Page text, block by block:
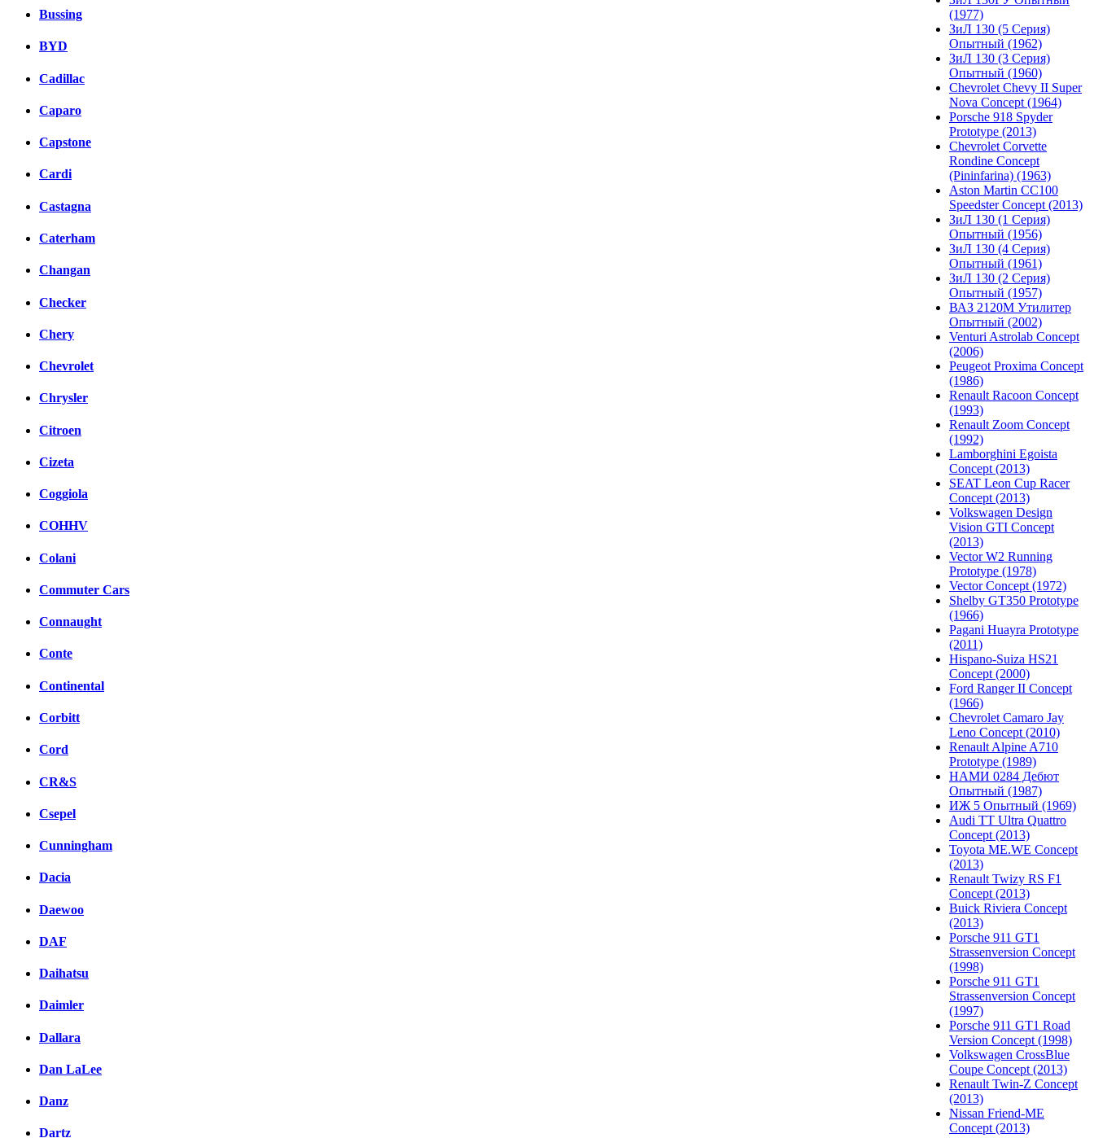
Bussing
BYD
Cadillac
Caparo
Capstone
Cardi
Castagna
Caterham
Changan
Checker
Chery
Chevrolet
Chrysler
Citroen
Cizeta
Coggiola
COHHV
Colani
Commuter Cars
Connaught
Conte
Continental
Corbitt
Cord
CR&S
Csepel
Cunningham
Dacia
Daewoo
DAF
Daihatsu
Daimler
Dallara
Dan LaLee
Danz
Dartz
(1977)
ЗиЛ 130 (5 Серия)
Опытный (1962)
ЗиЛ 130 (3 Серия)
Опытный (1960)
Chevrolet Chevy II Super
Nova Concept (1964)
Porsche 918 Spyder
Prototype (2013)
Chevrolet Corvette
Rondine Concept
(Pininfarina) (1963)
Aston Martin CC100
Speedster Concept (2013)
ЗиЛ 130 (1 Серия)
Опытный (1956)
ЗиЛ 130 (4 Серия)
Опытный (1961)
ЗиЛ 130 (2 Серия)
Опытный (1957)
ВАЗ 2120М Утилитер
Опытный (2002)
Venturi Astrolab Concept
(2006)
Peugeot Proxima Concept
(1986)
Renault Racoon Concept
(1993)
Renault Zoom Concept
(1992)
Lamborghini Egoista
Concept (2013)
SEAT Leon Cup Racer
Concept (2013)
Volkswagen Design
Vision GTI Concept
(2013)
Vector W2 Running
Prototype (1978)
Vector Concept (1972)
Shelby GT350 Prototype
(1966)
Pagani Huayra Prototype
(2011)
Hispano-Suiza HS21
Concept (2000)
Ford Ranger II Concept
(1966)
Chevrolet Camaro Jay
Leno Concept (2010)
Renault Alpine A710
Prototype (1989)
НАМИ 0284 Дебют
Опытный (1987)
ИЖ 5 Опытный (1969)
Audi TT Ultra Quattro
Concept (2013)
Toyota ME.WE Concept
(2013)
Renault Twizy RS F1
Concept (2013)
Buick Riviera Concept
(2013)
Porsche 911 GT1
Strassenversion Concept
(1998)
Porsche 911 GT1
Strassenversion Concept
(1997)
Porsche 911 GT1 Road
Version Concept (1998)
Volkswagen CrossBlue
Coupe Concept (2013)
Renault Twin-Z Concept
(2013)
Nissan Friend-ME
Concept (2013)